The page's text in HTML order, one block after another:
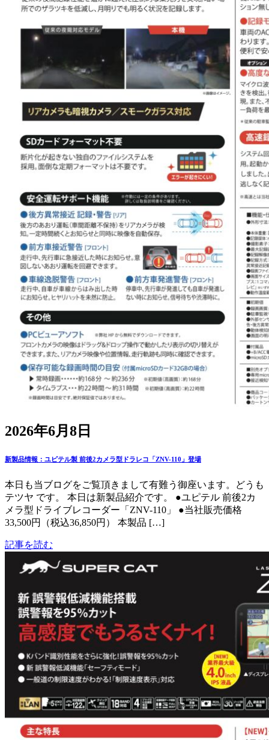
2026年6月8日
新製品情報：ユピテル製 前後2カメラ型ドラレコ「ZNV-110」登場
本日も当ブログをご覧頂きまして有難う御座います。どうも
テツヤ です。 本日は新製品紹介です。 ●ユピテル 前後2カ
メラ型ドライブレコーダー「ZNV-110」 ●当社販売価格
33,500円（税込36,850円） 本製品 […]
記事を読む